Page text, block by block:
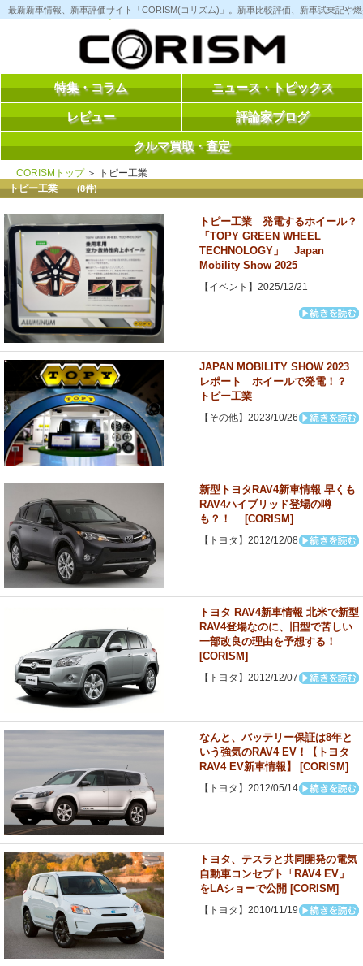
コ
ン
へ
最新新車情報、新車評価サイト「CORISM(コリズム)」。新車比較評価、新車試乗記や
特集・コラム ニュース・トピックス
レビュー 評論家ブログ
クルマ買取・査定
CORISMトップ＞ トピー工業
トピー工業(8件)
トピー工業 発電するホイール？
「TOPY GREEN WHEEL
TECHNOLOGY」 Japan
Mobility Show 2025
【イベント】2025/12/21
JAPAN MOBILITY SHOW 2023
レポート ホイールで発電！？
トピー工業
【その他】2023/10/26
新型トヨタRAV4新車情報 早くも
RAV4ハイブリッド登場の噂
も？！ [CORISM]
【トヨタ】2012/12/08
トヨタ RAV4新車情報 北米で新型
RAV4登場なのに、旧型で苦しい
一部改良の理由を予想する！
[CORISM]
【トヨタ】2012/12/07
なんと、バッテリー保証は8年と
いう強気のRAV4 EV！【トヨタ
RAV4 EV新車情報】 [CORISM]
【トヨタ】2012/05/14
トヨタ、テスラと共同開発の電気
自動車コンセプト「RAV4 EV」
をLAショーで公開 [CORISM]
【トヨタ】2010/11/19